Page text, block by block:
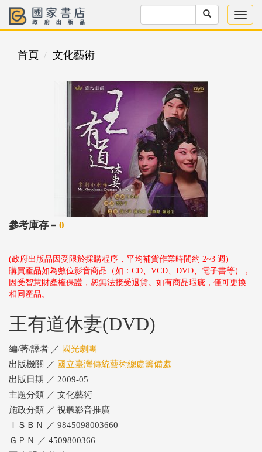
首頁 文化藝術
參考庫存 = 0
(政府出版品因受限於採購程序，平均補貨作業時間約 2~3 週)
購買產品如為數位影音商品（如：CD、VCD、DVD、電子書等），
因受智慧財產權保護，恕無法接受退貨。如有商品瑕疵，僅可更換
相同產品。
王有道休妻(DVD)
編/著/譯者 ／ 國光劇團
出版機關 ／ 國立臺灣傳統藝術總處籌備處
出版日期 ／ 2009-05
主題分類 ／ 文化藝術
施政分類 ／ 視聽影音推廣
ＩＳＢＮ ／ 9845098003660
ＧＰＮ ／ 4509800366